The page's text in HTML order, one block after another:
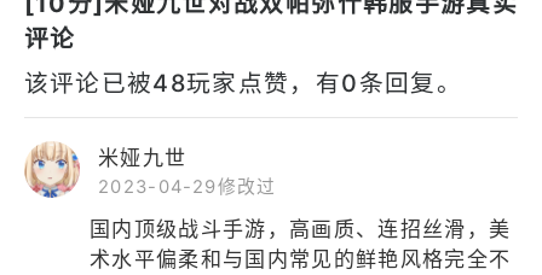
评论
该评论已被48玩家点赞，有0条回复。
米娅九世
2023-04-29修改过
国内顶级战斗手游，高画质、连招丝滑，美
术水平偏柔和与国内常见的鲜艳风格完全不